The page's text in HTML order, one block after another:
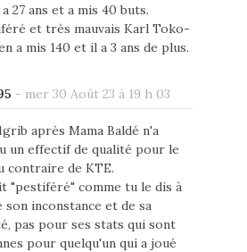
27 ans et a mis 40 buts.
et très mauvais Karl Toko-
a mis 140 et il a 3 ans de plus.
- mer 30 Août 23 à 19 h 03
après Mama Baldé n'a
un effectif de qualité pour le
contraire de KTE.
"pestiféré" comme tu le dis à
son inconstance et de sa
pas pour ses stats qui sont
pour quelqu'un qui a joué